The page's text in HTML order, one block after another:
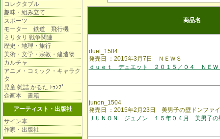
コレクタブル
趣味・組み立て
スポーツ
モーター 鉄道 飛行機
ミリタリ 戦争関連
歴史・地理・旅行
美術・文学・宗教・建造物
カルチャ
アニメ・コミック・キャラク
タ
児童 雑誌 かるた ﾄﾗﾝﾌﾟ
企画本 書籍
アーティスト・出版社
サイン本
作家・出版社
商品名
duet_1504
発売日 ：2015年3月7日 ＮＥＷＳ
ｄｕｅｔ デュエット ２０１５／０４ ＮＥＷ
junon_1504
発売日 ：2015年2月23日 美男子の壁ドンファ
ＪＵＮＯＮ ジュノン １５年０４月 美男子の